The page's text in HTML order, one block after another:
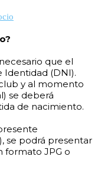
que el
(DNI).
y al momento
se deberá
de nacimiento.
se podrá presentar
formato JPG o